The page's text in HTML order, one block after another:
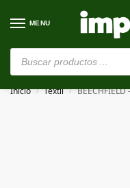
MENU
⚠️ Estamos en
Inicio / Textil / BEECHFIELD –